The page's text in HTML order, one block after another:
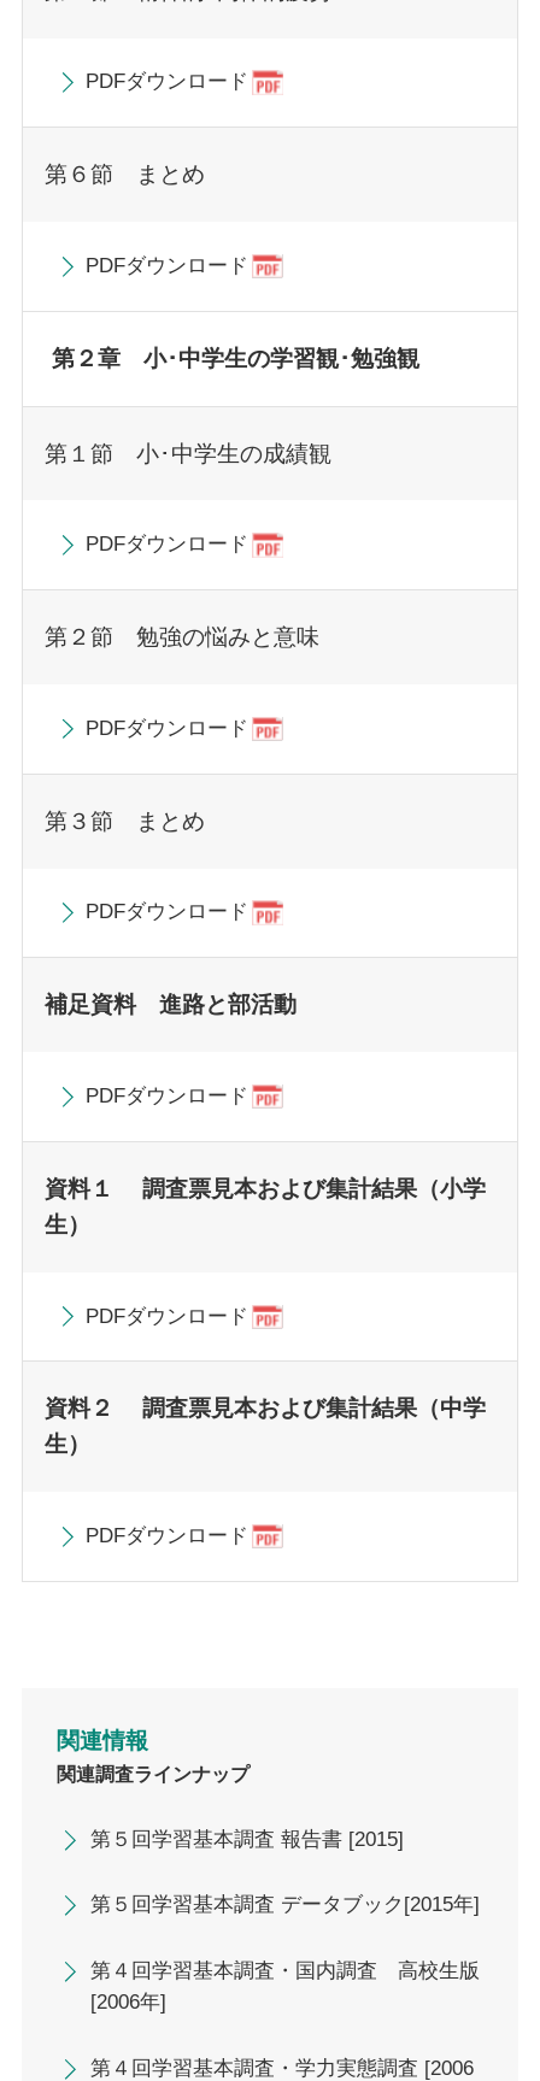
PDFダウンロード
第６節 まとめ
PDFダウンロード
第２章 小･中学生の学習観･勉強観
第１節 小･中学生の成績観
PDFダウンロード
第２節 勉強の悩みと意味
PDFダウンロード
第３節 まとめ
PDFダウンロード
補足資料 進路と部活動
PDFダウンロード
資料１ 調査票見本および集計結果（小学
生）
PDFダウンロード
資料２ 調査票見本および集計結果（中学
生）
PDFダウンロード
関連情報
関連調査ラインナップ
第５回学習基本調査 報告書 [2015]
第５回学習基本調査 データブック[2015年]
第４回学習基本調査・国内調査 高校生版
[2006年]
第４回学習基本調査・学力実態調査 [2006